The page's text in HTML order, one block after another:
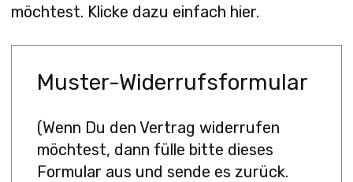
möchtest. Klicke dazu einfach hier.
Muster-Widerrufsformular
(Wenn Du den Vertrag widerrufen
möchtest, dann fülle bitte dieses
Formular aus und sende es zurück.